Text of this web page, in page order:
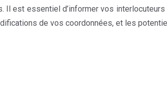
est essentiel d’informer vos
de vos coordonnées, et les